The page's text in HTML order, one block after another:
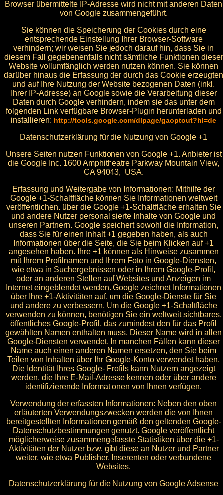
Browser übermittelte IP-Adresse wird nicht mit anderen Daten
von Google zusammengeführt.
Sie können die Speicherung der Cookies durch eine
entsprechende Einstellung Ihrer Browser-Software
verhindern; wir weisen Sie jedoch darauf hin, dass Sie in
diesem Fall gegebenenfalls nicht sämtliche Funktionen dieser
Website vollumfänglich werden nutzen können. Sie können
darüber hinaus die Erfassung der durch das Cookie erzeugten
und auf Ihre Nutzung der Website bezogenen Daten (inkl.
Ihrer IP-Adresse) an Google sowie die Verarbeitung dieser
Daten durch Google verhindern, indem sie das unter dem
folgenden Link verfügbare Browser-Plugin herunterladen und
installieren: http://tools.google.com/dlpage/gaoptout?hl=de
Datenschutzerklärung für die Nutzung von Google +1
Unsere Seiten nutzen Funktionen von Google +1. Anbieter ist
die Google Inc. 1600 Amphitheatre Parkway Mountain View,
CA 94043, USA.
Erfassung und Weitergabe von Informationen: Mithilfe der
Google +1-Schaltfläche können Sie Informationen weltweit
veröffentlichen. über die Google +1-Schaltfläche erhalten Sie
und andere Nutzer personalisierte Inhalte von Google und
unseren Partnern. Google speichert sowohl die Information,
dass Sie für einen Inhalt +1 gegeben haben, als auch
Informationen über die Seite, die Sie beim Klicken auf +1
angesehen haben. Ihre +1 können als Hinweise zusammen
mit Ihrem Profilnamen und Ihrem Foto in Google-Diensten,
wie etwa in Suchergebnissen oder in Ihrem Google-Profil,
oder an anderen Stellen auf Websites und Anzeigen im
Internet eingeblendet werden. Google zeichnet Informationen
über Ihre +1-Aktivitäten auf, um die Google-Dienste für Sie
und andere zu verbessern. Um die Google +1-Schaltfläche
verwenden zu können, benötigen Sie ein weltweit sichtbares,
öffentliches Google-Profil, das zumindest den für das Profil
gewählten Namen enthalten muss. Dieser Name wird in allen
Google-Diensten verwendet. In manchen Fällen kann dieser
Name auch einen anderen Namen ersetzen, den Sie beim
Teilen von Inhalten über Ihr Google-Konto verwendet haben.
Die Identität Ihres Google- Profils kann Nutzern angezeigt
werden, die Ihre E-Mail-Adresse kennen oder über andere
identifizierende Informationen von Ihnen verfügen.
Verwendung der erfassten Informationen: Neben den oben
erläuterten Verwendungszwecken werden die von Ihnen
bereitgestellten Informationen gemäß den geltenden Google-
Datenschutzbestimmungen genutzt. Google veröffentlicht
möglicherweise zusammengefasste Statistiken über die +1-
Aktivitäten der Nutzer bzw. gibt diese an Nutzer und Partner
weiter, wie etwa Publisher, Inserenten oder verbundene
Websites.
Datenschutzerklärung für die Nutzung von Google Adsense